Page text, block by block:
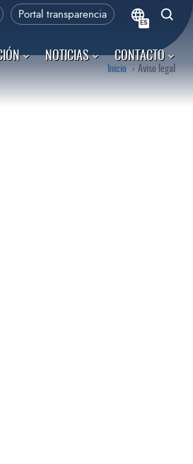
Portal transparencia
ES
NOTICIAS CONTACTO
Inicio Aviso legal